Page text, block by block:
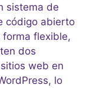
sistema de
código abierto
flexible,
dos
web en
lo